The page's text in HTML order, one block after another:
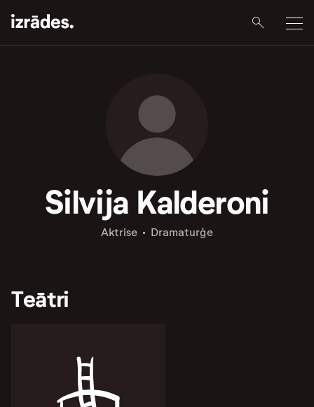
Silvija Kalderoni
Aktrise Dramaturģe
Teātri